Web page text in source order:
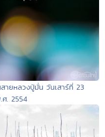
ยหลวงปู่มั่น วันเสาร์ที่ 23
. 2554